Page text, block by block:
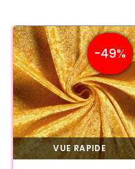
-49%
VUE RAPIDE